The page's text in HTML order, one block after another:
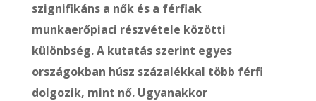
szignifikáns a nők és a férfiak
munkaerőpiaci részvétele közötti
különbség. A kutatás szerint egyes
országokban húsz százalékkal több férfi
dolgozik, mint nő. Ugyanakkor